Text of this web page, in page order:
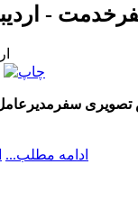
-
تصویری
ادامه مطلب...